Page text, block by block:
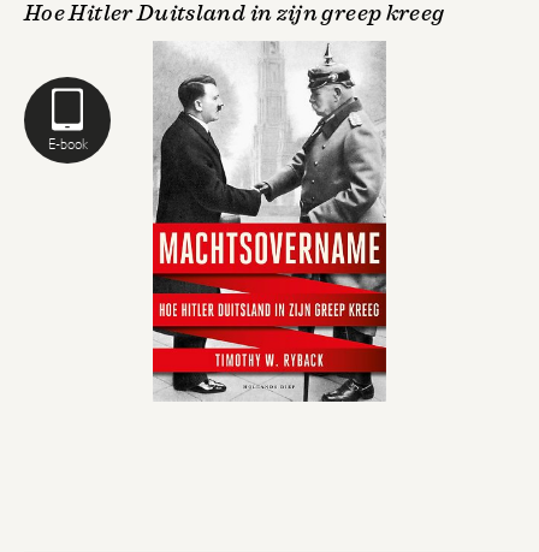
E-book
Hoe Hitler Duitsland in zijn greep kreeg